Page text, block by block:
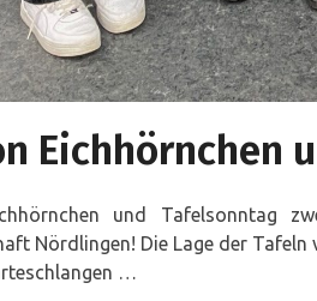
Eichhörnchen
und Tafelsonntag
Nördlingen! Die Lage der
…